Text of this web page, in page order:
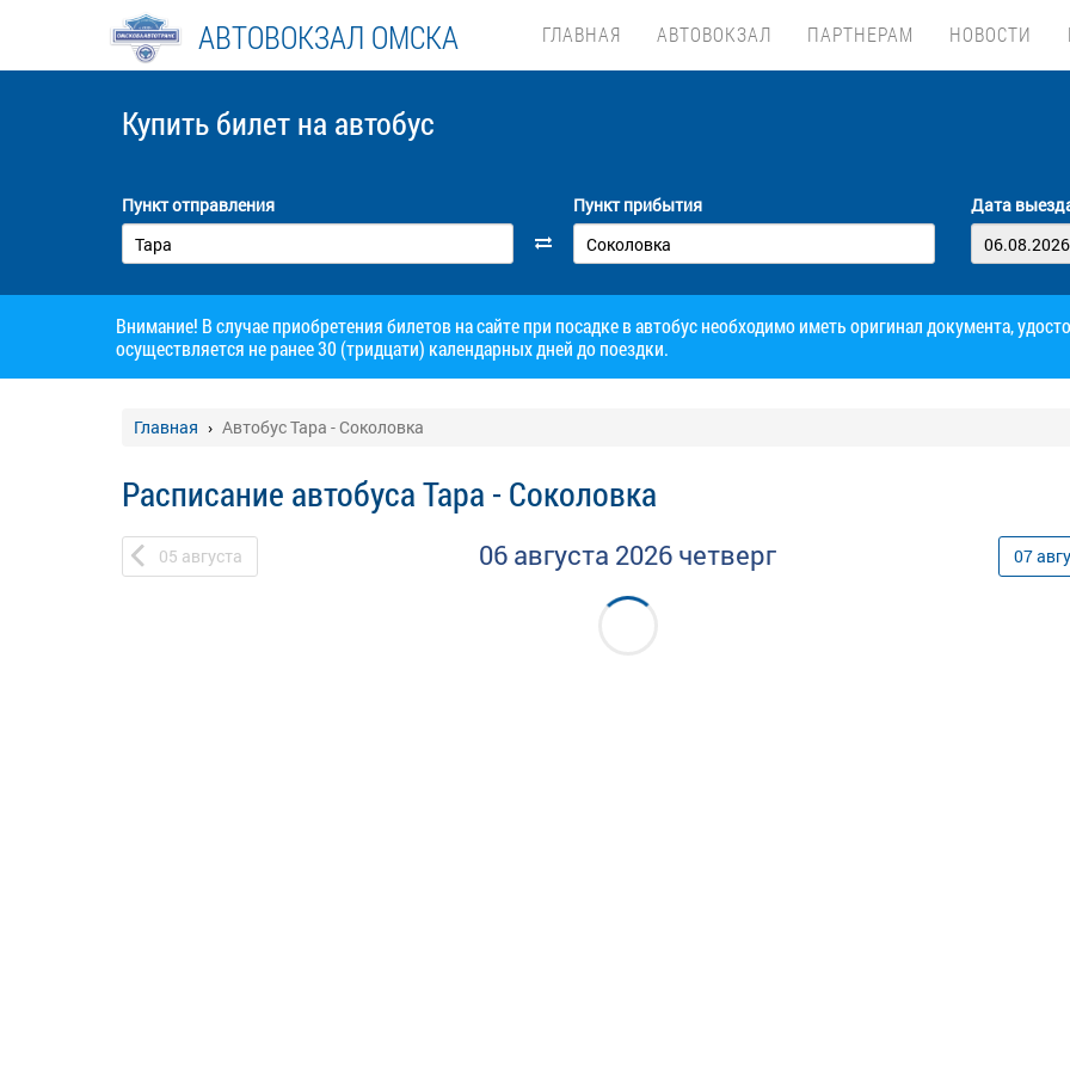
АВТОВОКЗАЛ ОМСКА ГЛАВНАЯ АВТОВОКЗАЛ ПАРТНЕРАМ НОВОСТИ
Купить билет на автобус
Пункт отправления Пункт прибытия Дата
Внимание! В случае приобретения билетов на сайте при посадке в автобус необходимо иметь оригинал документа,
осуществляется не ранее 30 (тридцати) календарных дней до поездки.
Главная Автобус Тара - Соколовка
Расписание автобуса Тара - Соколовка
05 августа 06 августа 2026 четверг 07